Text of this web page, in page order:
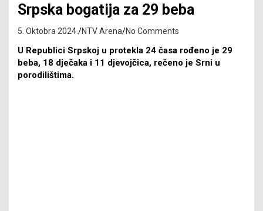
Srpska bogatija za 29 beba
5. Oktobra 2024. NTV Arena No Comments
U Republici Srpskoj u protekla 24 časa rođeno je 29
beba, 18 dječaka i 11 djevojčica, rečeno je Srni u
porodilištima.